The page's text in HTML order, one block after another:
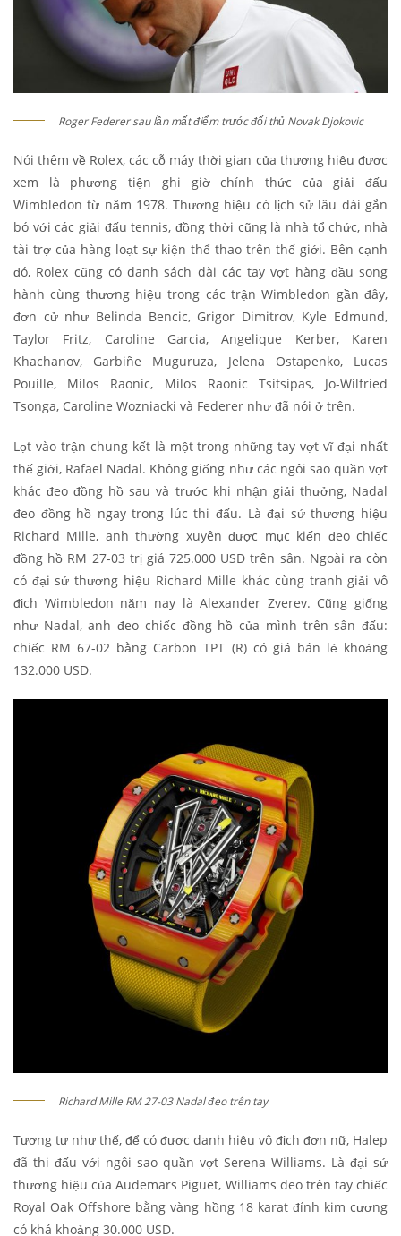
Roger Federer sau lần mất điểm trước đối thủ Novak Djokovic
Nói thêm về Rolex, các cỗ máy thời gian của thương hiệu được
xem là phương tiện ghi giờ chính thức của giải đấu
Wimbledon từ năm 1978. Thương hiệu có lịch sử lâu dài gắn
bó với các giải đấu tennis, đồng thời cũng là nhà tổ chức, nhà
tài trợ của hàng loạt sự kiện thể thao trên thế giới. Bên cạnh
đó, Rolex cũng có danh sách dài các tay vợt hàng đầu song
hành cùng thương hiệu trong các trận Wimbledon gần đây,
đơn cử như Belinda Bencic, Grigor Dimitrov, Kyle Edmund,
Taylor Fritz, Caroline Garcia, Angelique Kerber, Karen
Khachanov, Garbiñe Muguruza, Jelena Ostapenko, Lucas
Pouille, Milos Raonic, Milos Raonic Tsitsipas, Jo-Wilfried
Tsonga, Caroline Wozniacki và Federer như đã nói ở trên.
Lọt vào trận chung kết là một trong những tay vợt vĩ đại nhất
thế giới, Rafael Nadal. Không giống như các ngôi sao quần vợt
khác đeo đồng hồ sau và trước khi nhận giải thưởng, Nadal
đeo đồng hồ ngay trong lúc thi đấu. Là đại sứ thương hiệu
Richard Mille, anh thường xuyên được mục kiến đeo chiếc
đồng hồ RM 27-03 trị giá 725.000 USD trên sân. Ngoài ra còn
có đại sứ thương hiệu Richard Mille khác cùng tranh giải vô
địch Wimbledon năm nay là Alexander Zverev. Cũng giống
như Nadal, anh đeo chiếc đồng hồ của mình trên sân đấu:
chiếc RM 67-02 bằng Carbon TPT (R) có giá bán lẻ khoảng
132.000 USD.
Richard Mille RM 27-03 Nadal đeo trên tay
Tương tự như thế, để có được danh hiệu vô địch đơn nữ, Halep
đã thi đấu với ngôi sao quần vợt Serena Williams. Là đại sứ
thương hiệu của Audemars Piguet, Williams deo trên tay chiếc
Royal Oak Offshore bằng vàng hồng 18 karat đính kim cương
có khá khoảng 30.000 USD.